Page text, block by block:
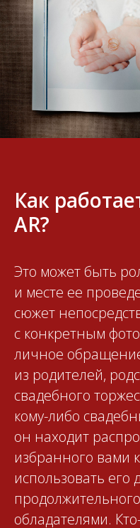
Как
AR?
Это может быть
и месте ее
сюжет
с конкретным
личное
из родителей,
свадебного
кому-либо
он находит
избранного вами
использовать
обладателями.